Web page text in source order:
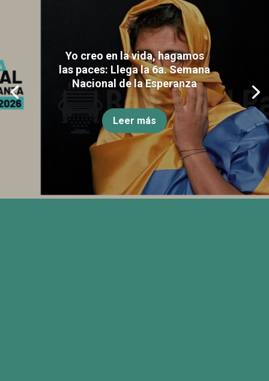
Yo creo en la vida, hagamos
las paces: Llega la 6a. Semana
Nacional de la Esperanza
Leer más